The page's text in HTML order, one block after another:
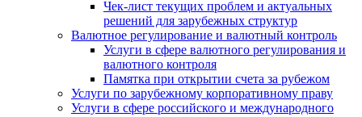
Чек-лист текущих проблем и актуальных
решений для зарубежных структур
Валютное регулирование и валютный контроль
Услуги в сфере валютного регулирования и
валютного контроля
Памятка при открытии счета за рубежом
Услуги по зарубежному корпоративному праву
Услуги в сфере российского и международного